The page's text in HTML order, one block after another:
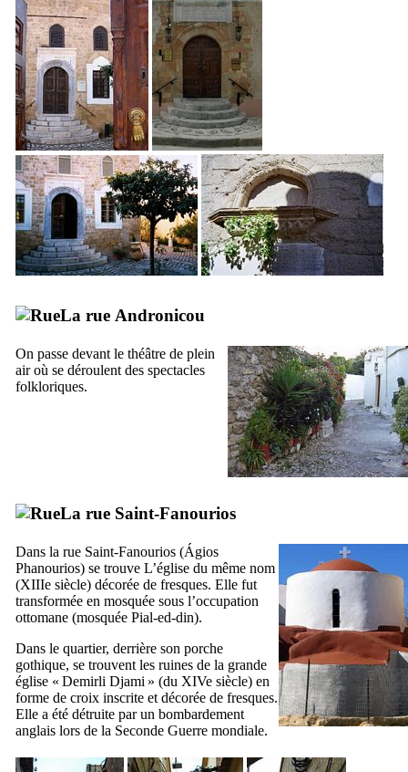
La rue Andronicou
On passe devant le théâtre de plein
airoù se déroulent des spectacles
folkloriques.
La rue Saint-Fanourios
Dans la rue Saint-Fanourios (Ágios
Phanourios) se trouve L’église du même nom
(XIIIe siècle) décorée de fresques. Elle fut
transformée en mosquée sous l’occupation
ottomane (mosquée Pial-ed-din).
Dans le quartier, derrière son porche
gothique, se trouvent les ruines de la grande
église « Demirli Djami » (du XIVe siècle) en
forme de croix inscrite et décorée de fresques.
Elle a été détruite par un bombardement
anglais lors de la Seconde Guerre mondiale.